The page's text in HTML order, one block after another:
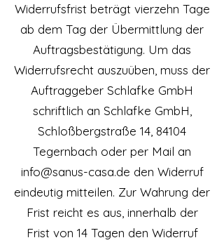
Widerrufsfrist beträgt vierzehn Tage
ab dem Tag der Übermittlung der
Auftragsbestätigung. Um das
Widerrufsrecht auszuüben, muss der
Auftraggeber Schlafke GmbH
schriftlich an Schlafke GmbH,
Schloßbergstraße 14, 84104
Tegernbach oder per Mail an
info@sanus-casa.de den Widerruf
eindeutig mitteilen. Zur Wahrung der
Frist reicht es aus, innerhalb der
Frist von 14 Tagen den Widerruf